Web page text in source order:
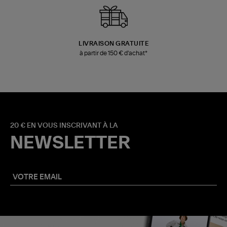
LIVRAISON GRATUITE
à partir de 150 € d'achat*
20 € EN VOUS INSCRIVANT À LA
NEWSLETTER